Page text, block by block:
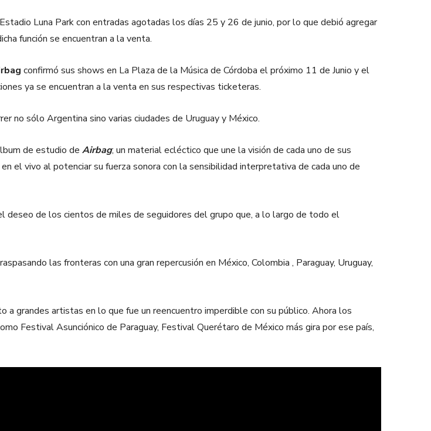
Luna Park con entradas agotadas los días 25 y 26 de junio, por lo que debió agregar
función se encuentran a la venta.
confirmó sus shows en La Plaza de la Música de Córdoba el próximo 11 de Junio y el
ya se encuentran a la venta en sus respectivas ticketeras.
no sólo Argentina sino varias ciudades de Uruguay y México.
de estudio de Airbag; un material ecléctico que une la visión de cada uno de sus
el vivo al potenciar su fuerza sonora con la sensibilidad interpretativa de cada uno de
deseo de los cientos de miles de seguidores del grupo que, a lo largo de todo el
las fronteras con una gran repercusión en México, Colombia , Paraguay, Uruguay,
grandes artistas en lo que fue un reencuentro imperdible con su público. Ahora los
Festival Asunciónico de Paraguay, Festival Querétaro de México más gira por ese país,